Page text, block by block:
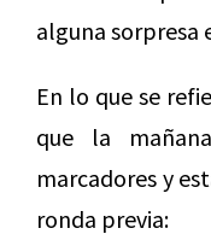
alguna sorpresa
En lo que se
que la
marcadores y
ronda previa: